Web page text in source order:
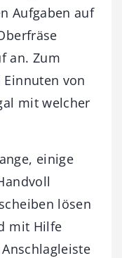
Aufgaben auf
an. Zum
von
mit welcher
einige
lösen
mit Hilfe